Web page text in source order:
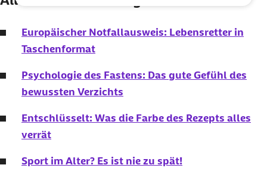
Europäischer Notfallausweis: Lebensretter in
Taschenformat
Psychologie des Fastens: Das gute Gefühl des
bewussten Verzichts
Entschlüsselt: Was die Farbe des Rezepts alles
verrät
Sport im Alter? Es ist nie zu spät!